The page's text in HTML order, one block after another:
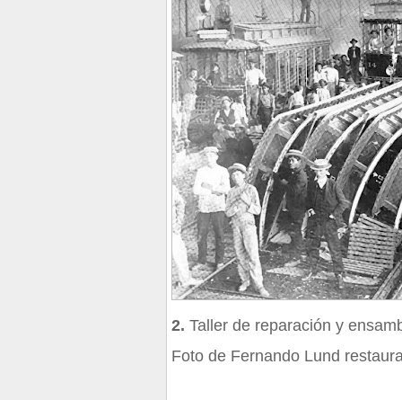
2. Taller de reparación y
Foto de Fernando Lund